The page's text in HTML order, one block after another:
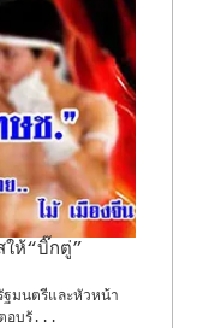
ห้“บิ๊กตู่”
มนตรีและหัวหน้า
อบรั...